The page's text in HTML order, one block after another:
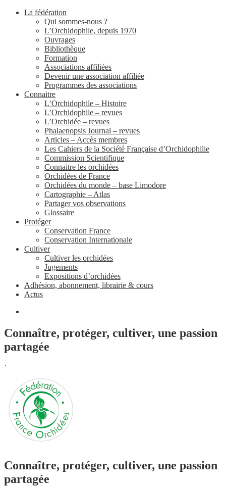
La fédération
Qui sommes-nous ?
L’Orchidophile, depuis 1970
Ouvrages
Bibliothèque
Formation
Associations affiliées
Devenir une association affiliée
Programmes des associations
Connaitre
L’Orchidophile – Histoire
L’Orchidophile – revues
L’Orchidée – revues
Phalaenopsis Journal – revues
Articles – Accès membres
Les Cahiers de la Société Française d’Orchidophilie
Commission Scientifique
Connaitre les orchidées
Orchidées de France
Orchidées du monde – base Limodore
Cartographie – Atlas
Partager vos observations
Glossaire
Protéger
Conservation France
Conservation Internationale
Cultiver
Cultiver les orchidées
Jugements
Expositions d’orchidées
Adhésion, abonnement, librairie & cours
Actus
Connaître, protéger, cultiver, une passion
partagée
`
Connaître, protéger, cultiver, une passion
partagée